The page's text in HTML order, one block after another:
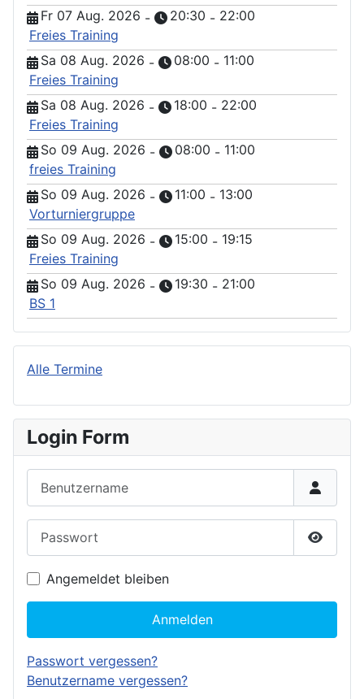
Fr 07 Aug. 2026 - 20:30 - 22:00
Freies Training
Sa 08 Aug. 2026 - 08:00 - 11:00
Freies Training
Sa 08 Aug. 2026 - 18:00 - 22:00
Freies Training
So 09 Aug. 2026 - 08:00 - 11:00
freies Training
So 09 Aug. 2026 - 11:00 - 13:00
Vorturniergruppe
So 09 Aug. 2026 - 15:00 - 19:15
Freies Training
So 09 Aug. 2026 - 19:30 - 21:00
BS 1
Alle Termine
Login Form
Angemeldet bleiben
Anmelden
Passwort vergessen?
Benutzername vergessen?